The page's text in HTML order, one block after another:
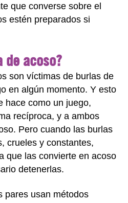
que converse sobre el
estén preparados si
de acoso?
son víctimas de burlas de
en algún momento. Y esto
hace como un juego,
recíproca, y a ambos
Pero cuando las burlas
crueles y constantes,
que las convierte en acoso
detenerlas.
pares usan métodos